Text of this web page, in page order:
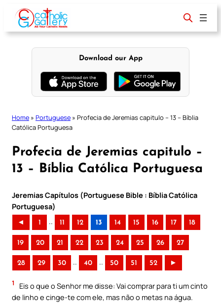
content
Download our App
Home » Portuguese » Profecia de Jeremias capitulo – 13 – Bíblia
Católica Portuguesa
Profecia de Jeremias capitulo –
13 – Bíblia Católica Portuguesa
Jeremias Capítulos (Portuguese Bible : Bíblia Católica
Portuguesa)
◄ 1 .. 11 12 13 14 15 16 17 18
19 20 21 22 23 24 25 26 27
28 29 30 .. 40 .. 50 51 52 ►
1
Eis o que o Senhor me disse: Vai comprar para ti um cinto
de linho e cinge-te com ele, mas não o metas na água.